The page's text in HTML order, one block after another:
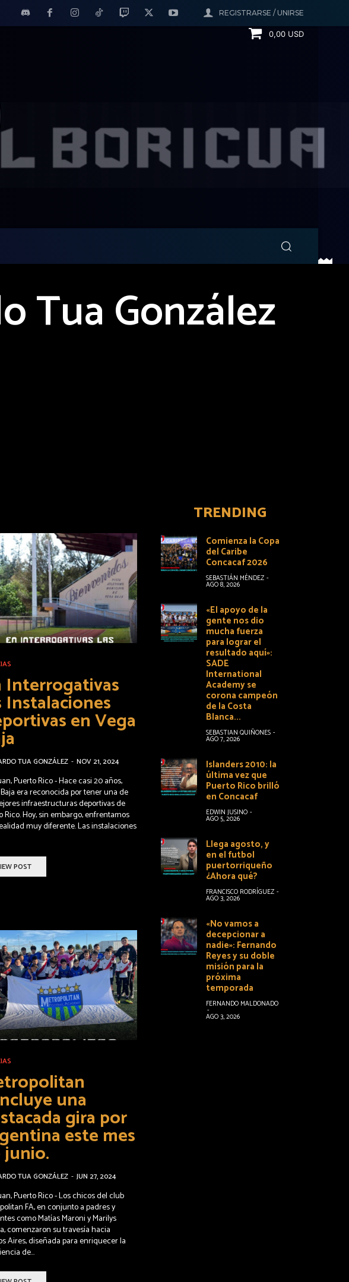
REGISTRARSE / UNIRSE
0,00 USD
Tua González
Interrogativas
Instalaciones
en Vega
TUA GONZÁLEZ - NOV 21, 2024
Puerto Rico - Hace casi 20 años,
era reconocida por tener una de
infraestructuras deportivas de
Rico. Hoy, sin embargo, enfrentamos
muy diferente. Las instalaciones
POST
una
gira por
este mes
junio.
TUA GONZÁLEZ - JUN 27, 2024
Puerto Rico - Los chicos del club
FA, en conjunto a padres y
como Matías Maroni y Marilys
comenzaron su travesía hacia
Aires, diseñada para enriquecer la
de...
TRENDING
Comienza la Copa
del Caribe
Concacaf 2026
SEBASTIÁN MÉNDEZ -
AGO 8, 2026
«El apoyo de la
gente nos dio
mucha fuerza
para lograr el
resultado aquí»:
SADE
International
Academy se
corona campeón
de la Costa
Blanca...
SEBASTIAN QUIÑONES -
AGO 7, 2026
Islanders 2010: la
última vez que
Puerto Rico brilló
en Concacaf
EDWIN JUSINO -
AGO 5, 2026
Llega agosto, y
en el futbol
puertorriqueño
¿Ahora qué?
FRANCISCO RODRÍGUEZ -
AGO 3, 2026
«No vamos a
decepcionar a
nadie»: Fernando
Reyes y su doble
misión para la
próxima
temporada
FERNANDO MALDONADO
-
AGO 3, 2026